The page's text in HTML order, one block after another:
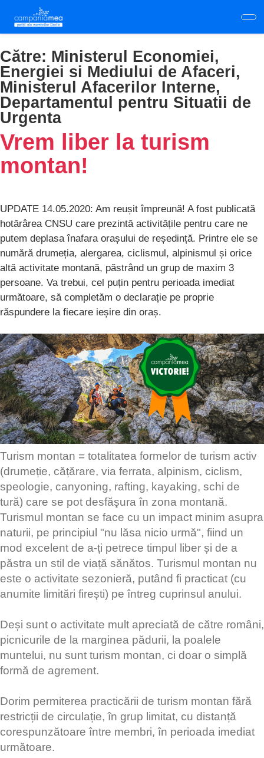
main
content
Către: Ministerul Economiei,
Energiei si Mediului de Afaceri,
Ministerul Afacerilor Interne,
Departamentul pentru Situatii de
Urgenta
Vrem liber la turism
montan!
UPDATE 14.05.2020: Am reușit împreună! A fost publicată
hotărârea CNSU care prezintă activitățile pentru care ne
putem deplasa înafara orașului de reședință. Printre ele se
numără drumeția, alergarea, ciclismul, alpinismul și orice
altă activitate montană, păstrând un grup de maxim 3
persoane. Va trebui, cel puțin pentru perioada imediat
următoare, să completăm o declarație pe proprie
răspundere la fiecare ieșire din oraș.
Turism montan = totalitatea formelor de turism activ
(drumeție, cățărare, via ferrata, alpinism, ciclism,
speologie, canyoning, rafting, kayaking, schi de
tură) care se pot desfăşura în zona montană.
Turismul montan se face cu un impact minim asupra
naturii, pe principiul "nu lăsa nicio urmă", fiind un
mod excelent de a-ți petrece timpul liber și de a
păstra un stil de viață sănătos. Turismul montan nu
este o activitate sezonieră, putând fi practicat (cu
anumite limitări firești) pe întreg cuprinsul anului.
Deși sunt o activitate mult apreciată de către români,
picnicurile de la marginea pădurii, la poalele
muntelui, nu sunt turism montan, ci doar o simplă
formă de agrement.
Dorim permiterea practicării de turism montan fără
restricții de circulație, în grup limitat, cu distanță
corespunzătoare între membri, în perioada imediat
următoare.